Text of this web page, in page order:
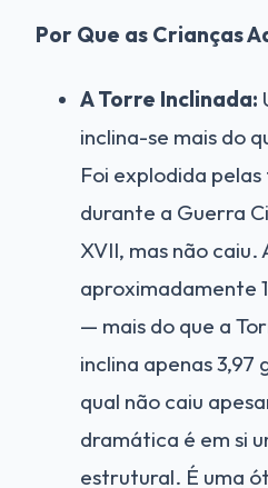
Por Que as Crianças
A Torre Inclinada:
inclina-se mais do
Foi explodida
durante a Guerra
XVII, mas não caiu.
aproximadamente
— mais do que a
inclina apenas 3,97
qual não caiu
dramática é em si
estrutural. É uma